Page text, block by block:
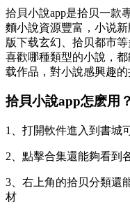
拾貝小說app是拾贝一款
麵小說資源豐富，小说
版下载玄幻、拾贝都市
喜歡哪種類型的小說，
载作品，對小說感興趣的
拾貝小說app怎麽用
1、打開軟件進入到書城
2、點擊合集還能夠看到
3、右上角的拾贝分類還
材